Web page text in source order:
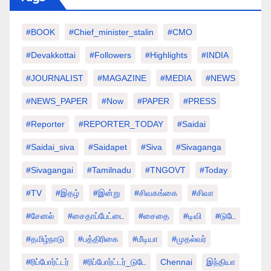
#BOOK #chief_minister_stalin #CMO
#devakkottai #followers #highlights #INDIA
#JOURNALIST #MAGAZINE #MEDIA #NEWS
#NEWS_PAPER #Now #PAPER #PRESS
#Reporter #REPORTER_TODAY #saidai
#saidai_siva #saidapet #Siva #Sivaganga
#sivagangai #tamilnadu #TNGOVT #today
#TV #இதழ் #இன்று #சிவகங்கை #சிவா
#சேனல் #சைதாப்பேட்டை #சைதை #டிவி #டுடே
#தமிழ்நாடு #பத்திரிகை #மீடியா #முதல்வர்
#ரிப்போர்ட்டர் #ரிப்போர்ட்டர்_டுடே Chennai இந்தியா